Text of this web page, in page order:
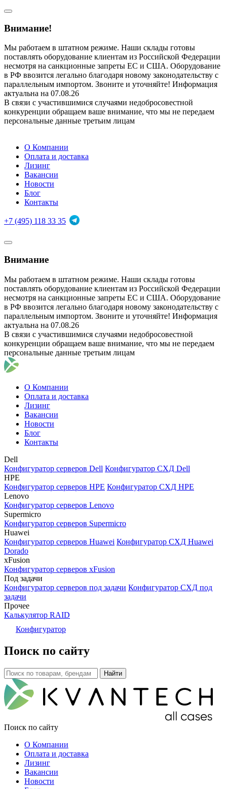
Внимание!
Мы работаем в штатном режиме. Наши склады готовы
поставлять оборудование клиентам из Российской Федерации
несмотря на санкционные запреты ЕС и США. Оборудование
в РФ ввозится легально благодаря новому законодательству с
параллельным импортом. Звоните и уточняйте! Информация
актуальна на 07.08.26
В связи с участившимися случаями недобросовестной
конкуренции обращаем ваше внимание, что мы не передаем
персональные данные третьим лицам
О Компании
Оплата и доставка
Лизинг
Вакансии
Новости
Блог
Контакты
+7 (495) 118 33 35
Внимание
Мы работаем в штатном режиме. Наши склады готовы
поставлять оборудование клиентам из Российской Федерации
несмотря на санкционные запреты ЕС и США. Оборудование
в РФ ввозится легально благодаря новому законодательству с
параллельным импортом. Звоните и уточняйте! Информация
актуальна на 07.08.26
В связи с участившимися случаями недобросовестной
конкуренции обращаем ваше внимание, что мы не передаем
персональные данные третьим лицам
О Компании
Оплата и доставка
Лизинг
Вакансии
Новости
Блог
Контакты
Dell
Конфигуратор серверов Dell Конфигуратор СХД Dell
HPE
Конфигуратор серверов HPE Конфигуратор СХД HPE
Lenovo
Конфигуратор серверов Lenovo
Supermicro
Конфигуратор серверов Supermicro
Huawei
Конфигуратор серверов Huawei Конфигуратор СХД Huawei
Dorado
xFusion
Конфигуратор серверов xFusion
Под задачи
Конфигуратор серверов под задачи Конфигуратор СХД под
задачи
Прочее
Калькулятор RAID
Конфигуратор
Поиск по сайту
Поиск по сайту
О Компании
Оплата и доставка
Лизинг
Вакансии
Новости